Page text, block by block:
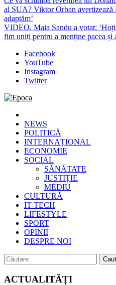
al SUA? Viktor Orban avertizează
adaptăm’
VIDEO. Maia Sandu a votat:
fim uniți pentru a menține pacea și
Facebook
YouTube
Instagram
Twitter
Epoca
Cele mai noi știri online din
NEWS
POLITICĂ
INTERNAȚIONAL
ECONOMIE
SOCIAL
SĂNĂTATE
JUSTIȚIE
MEDIU
CULTURĂ
IT-TECH
LIFESTYLE
SPORT
OPINII
DESPRE NOI
Caută
după:
ACTUALITĂȚI